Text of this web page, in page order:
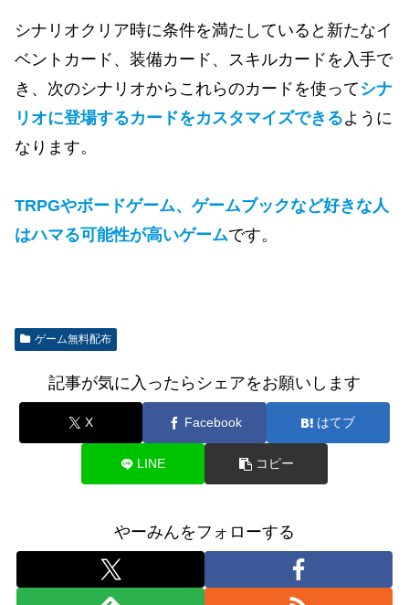
シナリオクリア時に条件を満たしていると新たなイ
ベントカード、装備カード、スキルカードを入手で
き、次のシナリオからこれらのカードを使ってシナ
リオに登場するカードをカスタマイズできるように
なります。
TRPGやボードゲーム、ゲームブックなど好きな人
はハマる可能性が高いゲームです。
ゲーム無料配布
記事が気に入ったらシェアをお願いします
X Facebook はてブ
LINE コピー
やーみんをフォローする